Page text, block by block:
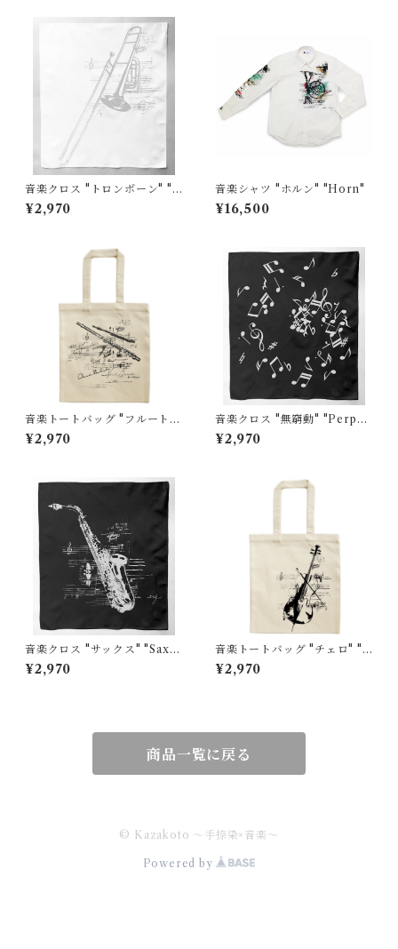
音楽クロス "トロンボーン" "T
rombone"白
¥2,970
音楽シャツ "ホルン" "Horn"
¥16,500
音楽トートバッグ "フルート"
"Flute"大
¥2,970
音楽クロス "無窮動" "Perpet
uum Mobile"黒
¥2,970
音楽クロス "サックス" "Saxo
phone"黒
¥2,970
音楽トートバッグ "チェロ" "C
ello"大
¥2,970
商品一覧に戻る
© Kazakoto ～手捺染×音楽～
Powered by